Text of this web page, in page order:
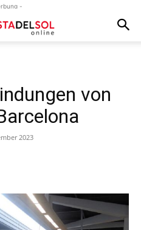
-
von
2023